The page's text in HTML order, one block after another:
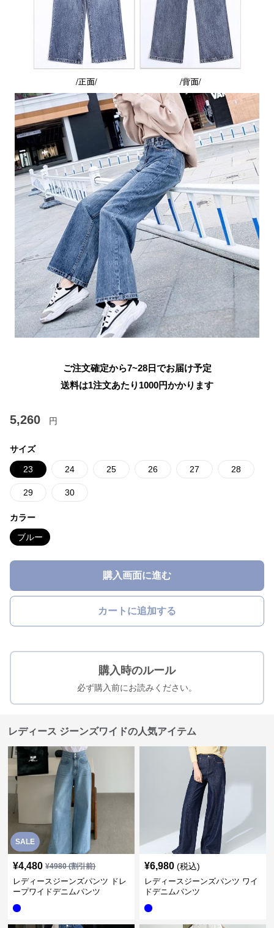
ご注文確定から7~28日でお届け予定
送料は1注文あたり 1000円かかります
5,260 円
サイズ
23 24 25 26 27 28
29 30
カラー
ブルー
購入画面に進む
カートに追加する
購入時のルール
必ず購入前にお読みください。
レディース ジーンズワイドの人気アイテム
SALE
¥4,480 ¥4980(割引前)
レディースジーンズパンツ ドレ
ープワイドデニムパンツ
¥6,980 (税込)
レディースジーンズパンツ ワイ
ドデニムパンツ